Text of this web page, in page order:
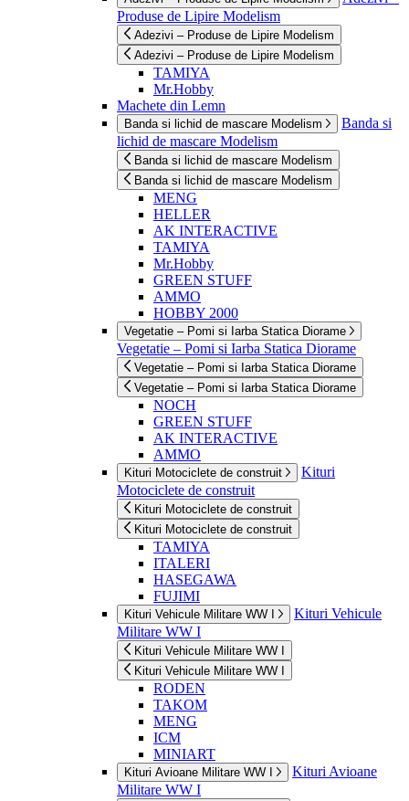
Produse de Lipire Modelism
Adezivi – Produse de Lipire Modelism
Adezivi – Produse de Lipire Modelism
TAMIYA
Mr.Hobby
Machete din Lemn
Banda si lichid de mascare Modelism
Banda si
lichid de mascare Modelism
Banda si lichid de mascare Modelism
Banda si lichid de mascare Modelism
MENG
HELLER
AK INTERACTIVE
TAMIYA
Mr.Hobby
GREEN STUFF
AMMO
HOBBY 2000
Vegetatie – Pomi si Iarba Statica Diorame
Vegetatie – Pomi si Iarba Statica Diorame
Vegetatie – Pomi si Iarba Statica Diorame
Vegetatie – Pomi si Iarba Statica Diorame
NOCH
GREEN STUFF
AK INTERACTIVE
AMMO
Kituri Motociclete de construit
Kituri
Motociclete de construit
Kituri Motociclete de construit
Kituri Motociclete de construit
TAMIYA
ITALERI
HASEGAWA
FUJIMI
Kituri Vehicule Militare WW I
Kituri Vehicule
Militare WW I
Kituri Vehicule Militare WW I
Kituri Vehicule Militare WW I
RODEN
TAKOM
MENG
ICM
MINIART
Kituri Avioane Militare WW I
Kituri Avioane
Militare WW I